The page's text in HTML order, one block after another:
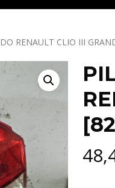
RENAULT CLIO III